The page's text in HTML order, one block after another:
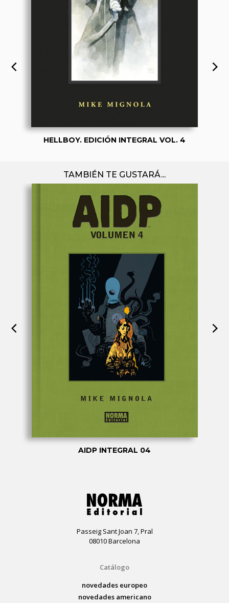
HELLBOY. EDICIÓN INTEGRAL VOL. 4
TAMBIÉN TE GUSTARÁ...
AIDP INTEGRAL 04
Passeig Sant Joan 7, Pral
08010 Barcelona
Catálogo
novedades europeo
novedades americano